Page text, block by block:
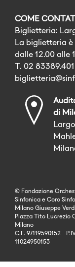
COME
Biglietteria:
La biglietteria
dalle 12.00 alle
T. 02 83389.401
di
Largo
© Fondazione
Sinfonica e Coro
Milano Giuseppe Verdi
Piazza Tito Lucrezio
Milano
C.F. 97119590152 -
11024950153